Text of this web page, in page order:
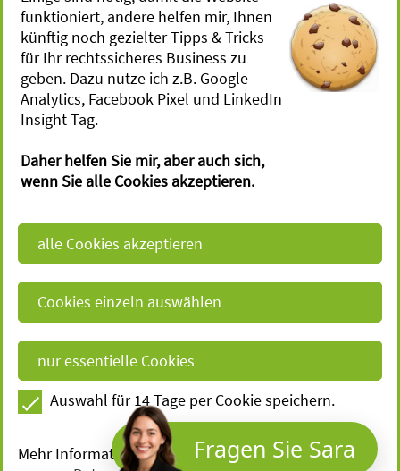
funktioniert, andere helfen mir, Ihnen
künftig noch gezielter Tipps & Tricks
für Ihr rechtssicheres Business zu
geben. Dazu nutze ich z.B. Google
Analytics, Facebook Pixel und LinkedIn
Insight Tag.
Daher helfen Sie mir, aber auch sich,
wenn Sie alle Cookies akzeptieren.
Auswahl für 14 Tage per Cookie speichern.
Mehr Informationen zu den Cookies finden Sie in
für Workshops
Terminvereinbarung
Gesetzes­vorgaben
Impressum
Datenschutz
Julia Ruch -
Magirus - Deutz - Str. 12
D - 89077 Ulm
E-Mail:
j.ruch@aktivkanzlei.de
Vernetzen Sie sich mit uns:
Fragen Sie Sara